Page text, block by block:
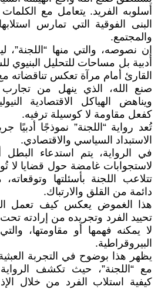
أسلوبه الفريد. يتعامل مع
البنى الفوقية التي تمارس
والمجتمع.
إن نصوصه، والتي منها
أدبية بل مساحات للتحليل البنيوي
القارئ أمام مرآة تعكس تناقضاته
صنع الله، الذي ينهل من تجارب
ويناهض الهياكل الاقتصادية
كفعل مقاومة لا كوسيلة ترفيه.
تُعد رواية “اللجنة” نموذجًا أدبيًا
الاستبداد السياسي والاقتصادي.
في الرواية، يتم استدعاء البطل
لاستجوابات غامضة حول قضايا لا
تتلاعب اللجنة بأسئلتها
دائمة من القلق والارتباك.
هذا الغموض يعكس كيف تعمل
تحييد الفرد وتجريده من إرادته
لا يمكنه فهمها أو مقاومتها،
البيروقراطية.
يظهر هذا بوضوح في التجربة
مع “اللجنة”، حيث تكشف
كيفية استلاب الفرد من خلال